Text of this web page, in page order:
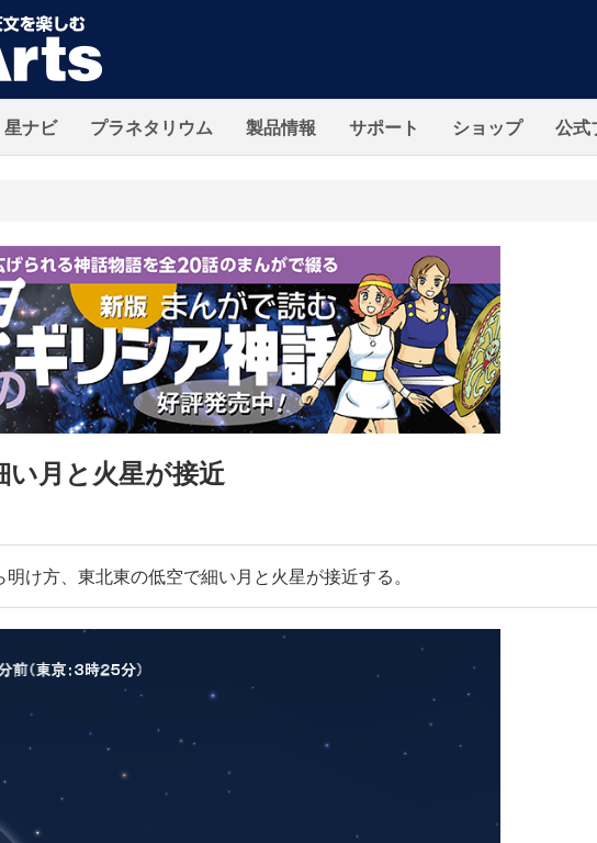
星ナビ プラネタリウム 製品情報 サポート ショップ 公式
い月と火星が接近
け方、東北東の低空で細い月と火星が接近する。